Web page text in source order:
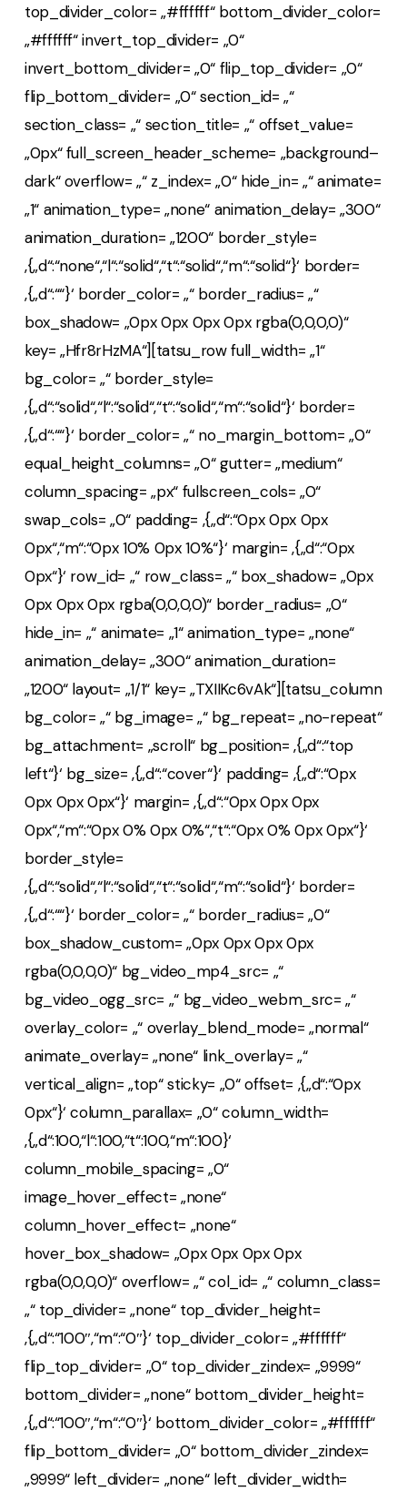
top_divider_color= „#ffffff“ bottom_divider_color=
„#ffffff“ invert_top_divider= „0“
invert_bottom_divider= „0“ flip_top_divider= „0“
flip_bottom_divider= „0“ section_id= „“
section_class= „“ section_title= „“ offset_value=
„0px“ full_screen_header_scheme= „background–
dark“ overflow= „“ z_index= „0“ hide_in= „“ animate=
„1“ animation_type= „none“ animation_delay= „300“
animation_duration= „1200“ border_style=
‚{„d“:“none“,“l“:“solid“,“t“:“solid“,“m“:“solid“}‘ border=
‚{„d“:““}‘ border_color= „“ border_radius= „“
box_shadow= „0px 0px 0px 0px rgba(0,0,0,0)“
key= „Hfr8rHzMA“][tatsu_row full_width= „1“
bg_color= „“ border_style=
‚{„d“:“solid“,“l“:“solid“,“t“:“solid“,“m“:“solid“}‘ border=
‚{„d“:““}‘ border_color= „“ no_margin_bottom= „0“
equal_height_columns= „0“ gutter= „medium“
column_spacing= „px“ fullscreen_cols= „0“
swap_cols= „0“ padding= ‚{„d“:“0px 0px 0px
0px“,“m“:“0px 10% 0px 10%“}‘ margin= ‚{„d“:“0px
0px“}‘ row_id= „“ row_class= „“ box_shadow= „0px
0px 0px 0px rgba(0,0,0,0)“ border_radius= „0“
hide_in= „“ animate= „1“ animation_type= „none“
animation_delay= „300“ animation_duration=
„1200“ layout= „1/1“ key= „TXIIKc6vAk“][tatsu_column
bg_color= „“ bg_image= „“ bg_repeat= „no-repeat“
bg_attachment= „scroll“ bg_position= ‚{„d“:“top
left“}‘ bg_size= ‚{„d“:“cover“}‘ padding= ‚{„d“:“0px
0px 0px 0px“}‘ margin= ‚{„d“:“0px 0px 0px
0px“,“m“:“0px 0% 0px 0%“,“t“:“0px 0% 0px 0px“}‘
border_style=
‚{„d“:“solid“,“l“:“solid“,“t“:“solid“,“m“:“solid“}‘ border=
‚{„d“:““}‘ border_color= „“ border_radius= „0“
box_shadow_custom= „0px 0px 0px 0px
rgba(0,0,0,0)“ bg_video_mp4_src= „“
bg_video_ogg_src= „“ bg_video_webm_src= „“
overlay_color= „“ overlay_blend_mode= „normal“
animate_overlay= „none“ link_overlay= „“
vertical_align= „top“ sticky= „0“ offset= ‚{„d“:“0px
0px“}‘ column_parallax= „0“ column_width=
‚{„d“:100,“l“:100,“t“:100,“m“:100}‘
column_mobile_spacing= „0“
image_hover_effect= „none“
column_hover_effect= „none“
hover_box_shadow= „0px 0px 0px 0px
rgba(0,0,0,0)“ overflow= „“ col_id= „“ column_class=
„“ top_divider= „none“ top_divider_height=
‚{„d“:“100″,“m“:“0″}‘ top_divider_color= „#ffffff“
flip_top_divider= „0“ top_divider_zindex= „9999“
bottom_divider= „none“ bottom_divider_height=
‚{„d“:“100″,“m“:“0″}‘ bottom_divider_color= „#ffffff“
flip_bottom_divider= „0“ bottom_divider_zindex=
„9999“ left_divider= „none“ left_divider_width=